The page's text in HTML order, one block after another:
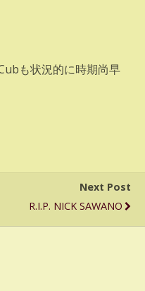
も状況的に時期尚早
Next Post
R.I.P. NICK SAWANO